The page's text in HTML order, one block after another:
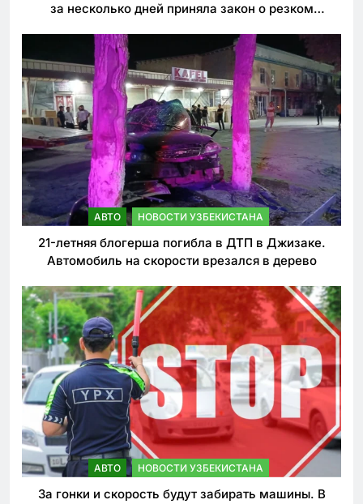
за несколько дней приняла закон о резком
АВТО НОВОСТИ УЗБЕКИСТАНА
21-летняя блогерша погибла в ДТП в Джизаке.
Автомобиль на скорости врезался в дерево
АВТО НОВОСТИ УЗБЕКИСТАНА
За гонки и скорость будут забирать машины. В